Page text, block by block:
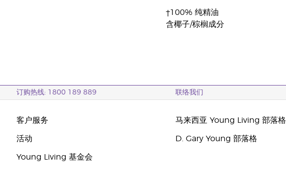
†100% 纯精油
含椰子/棕榈成分
订购热线: 1800 189 889 联络我们
客户服务
活动
Young Living 基金会
马来西亚 Young Living 部落格
D. Gary Young 部落格